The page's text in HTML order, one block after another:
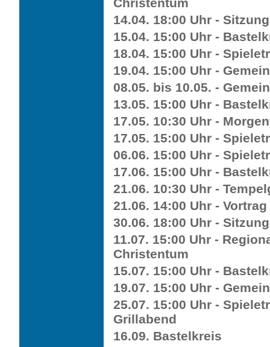
14.04. 18:00 Uhr -
15.04. 15:00 Uhr -
18.04. 15:00 Uhr -
19.04. 15:00 Uhr -
08.05. bis 10.05. -
13.05. 15:00 Uhr -
17.05. 10:30 Uhr -
17.05. 15:00 Uhr -
06.06. 15:00 Uhr -
17.06. 15:00 Uhr -
21.06. 10:30 Uhr -
21.06. 14:00 Uhr -
30.06. 18:00 Uhr -
11.07. 15:00 Uhr -
Christentum
15.07. 15:00 Uhr -
19.07. 15:00 Uhr -
25.07. 15:00 Uhr -
Grillabend
16.09. Bastelkreis